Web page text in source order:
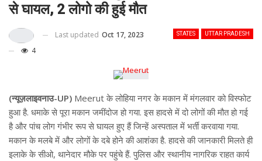
से घायल, 2 लोगो की हुई मौत
STATES UTTAR PRADESH
Last updated Oct 17, 2023
4
(न्यूज़लाइवनाउ-UP) Meerut के लोहिया नगर के मकान में मंगलवार को विस्फोट
हुआ है. धमाके से पूरा मकान जमींदोज हो गया. इस हादसे में दो लोगों की मौत हो गई
है और पांच लोग गंभीर रूप से घायल हुए हैं जिन्हें अस्पताल में भर्ती करवाया गया.
मकान के मलबे में और लोगों के दबे होने की आशंका है. हादसे की जानकारी मिलते ही
इलाके के सीओ, थानेदार मौके पर पहुंचे हैं. पुलिस और स्थानीय नागरिक राहत कार्य